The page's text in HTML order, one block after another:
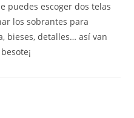
puedes escoger dos telas
los sobrantes para
bieses, detalles… así van